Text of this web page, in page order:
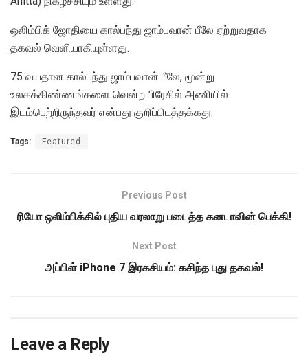
ஒலிம்பிக் ஜோதியை கால்பந்து ஜாம்பவான் பீலே ஏற்றுவதாக
தகவல் வெளியாகியுள்ளது.
75 வயதான கால்பந்து ஜாம்பவான் பீலே, மூன்று
உலகக்கிண்ணங்களை வென்ற பிரேசில் அணியில்
இடம்பெற்றிருந்தவர் என்பது குறிப்பிடத்தக்கது.
Tags: Featured
Previous Post
ரியோ ஒலிம்பிக்கில் புதிய வரலாறு படைத்த கனடாவின் பெக்கி!
Next Post
அப்பிள் iPhone 7 இரகசியம்: கசிந்த புது தகவல்!
Leave a Reply